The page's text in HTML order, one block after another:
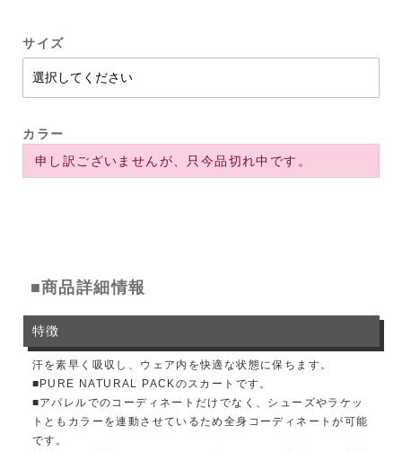
サイズ
カラー
申し訳ございませんが、只今品切れ中です。
■商品詳細情報
特徴
汗を素早く吸収し、ウェア内を快適な状態に保ちます。
■PURE NATURAL PACKのスカートです。
■アパレルでのコーディネートだけでなく、シューズやラケッ
トともカラーを連動させているため全身コーディネートが可能
です。